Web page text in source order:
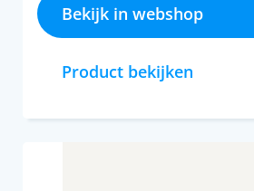
Bekijk in webshop
Product bekijken